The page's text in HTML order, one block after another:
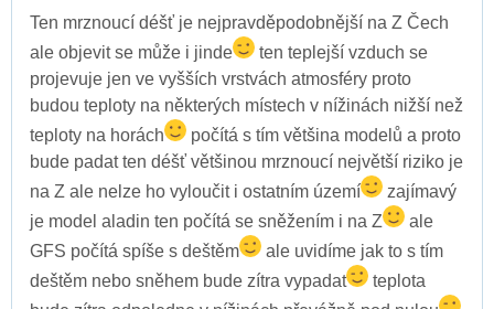
Ten mrznoucí déšť je nejpravděpodobnější na Z Čech
ale objevit se může i jinde
ten teplejší vzduch se
projevuje jen ve vyšších vrstvách atmosféry proto
budou teploty na některých místech v nížinách nižší než
teploty na horách
počítá s tím většina modelů a proto
bude padat ten déšť většinou mrznoucí největší riziko je
na Z ale nelze ho vyloučit i ostatním území
zajímavý
je model aladin ten počítá se sněžením i na Z
ale
GFS počítá spíše s deštěm
ale uvidíme jak to s tím
deštěm nebo sněhem bude zítra vypadat
teplota